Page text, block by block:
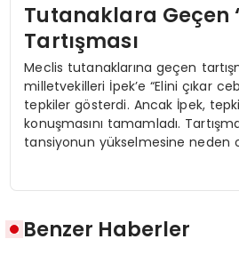
Tutanaklara Geçen
Tartışması
Meclis tutanaklarına geçen
milletvekilleri İpek’e “Elini çıkar
tepkiler gösterdi. Ancak İpek,
konuşmasını tamamladı.
tansiyonun yükselmesine neden
Benzer Haberler